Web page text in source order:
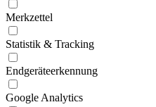
Merkzettel
Statistik & Tracking
Endgeräteerkennung
Google Analytics